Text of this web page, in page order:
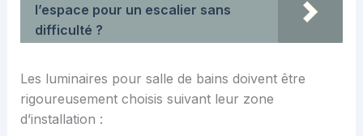
l’espace pour un escalier sans
difficulté ?
Les luminaires pour salle de bains doivent être
rigoureusement choisis suivant leur zone
d’installation :